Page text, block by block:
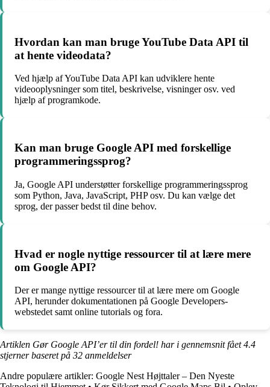
Hvordan kan man bruge YouTube Data API til
at hente videodata?
Ved hjælp af YouTube Data API kan udviklere hente
videooplysninger som titel, beskrivelse, visninger osv. ved
hjælp af programkode.
Kan man bruge Google API med forskellige
programmeringssprog?
Ja, Google API understøtter forskellige programmeringssprog
som Python, Java, JavaScript, PHP osv. Du kan vælge det
sprog, der passer bedst til dine behov.
Hvad er nogle nyttige ressourcer til at lære mere
om Google API?
Der er mange nyttige ressourcer til at lære mere om Google
API, herunder dokumentationen på Google Developers-
webstedet samt online tutorials og fora.
Artiklen Gør Google API’er til din fordel! har i gennemsnit fået4.4
stjerner baseret på 32 anmeldelser
Andre populære artikler: Google Nest Højttaler – Den Nyeste